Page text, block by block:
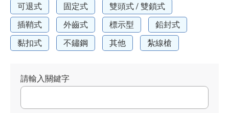
可退式
固定式
雙頭式 / 雙鎖式
插鞘式
外齒式 標示型
鉛封式
黏扣式
不鏽鋼 其他 紮線槍
請輸入關鍵字